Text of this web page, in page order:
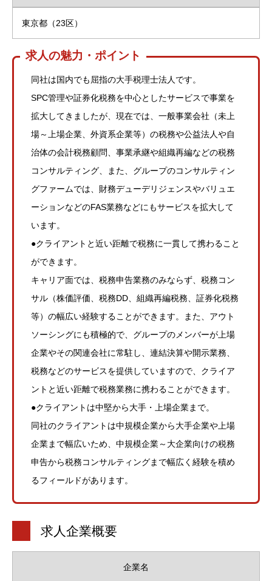
東京都（23区）
求人の魅力・ポイント
同社は国内でも屈指の大手税理士法人です。
SPC管理や証券化税務を中心としたサービスで事業を
拡大してきましたが、現在では、一般事業会社（未上
場～上場企業、外資系企業等）の税務や公益法人や自
治体の会計税務顧問、事業承継や組織再編などの税務
コンサルティング、また、グループのコンサルティン
グファームでは、財務デューデリジェンスやバリュエ
ーションなどのFAS業務などにもサービスを拡大して
います。
●クライアントと近い距離で税務に一貫して携わること
ができます。
キャリア面では、税務申告業務のみならず、税務コン
サル（株価評価、税務DD、組織再編税務、証券化税務
等）の幅広い経験することができます。また、アウト
ソーシングにも積極的で、グループのメンバーが上場
企業やその関連会社に常駐し、連結決算や開示業務、
税務などのサービスを提供していますので、クライア
ントと近い距離で税務業務に携わることができます。
●クライアントは中堅から大手・上場企業まで。
同社のクライアントは中規模企業から大手企業や上場
企業まで幅広いため、中規模企業～大企業向けの税務
申告から税務コンサルティングまで幅広く経験を積め
るフィールドがあります。
求人企業概要
企業名